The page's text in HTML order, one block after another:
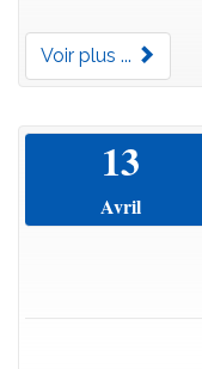
Voir plus ...
13
Avril